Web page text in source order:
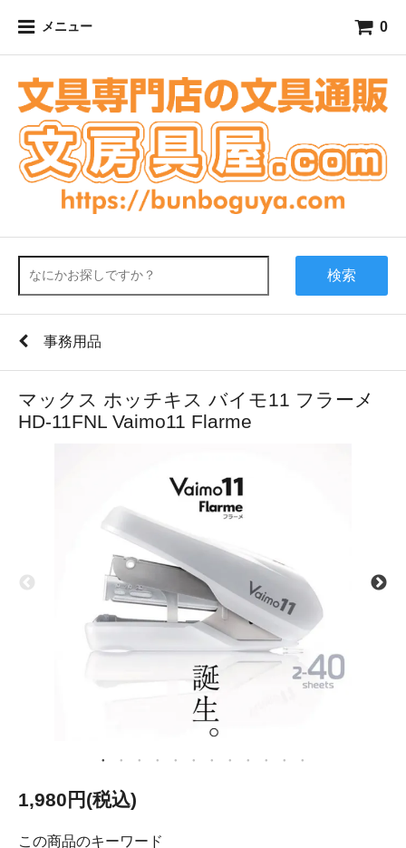
メニュー 0
検索
事務用品
マックス ホッチキス バイモ11 フラーメ
HD-11FNL Vaimo11 Flarme
1,980円(税込)
この商品のキーワード